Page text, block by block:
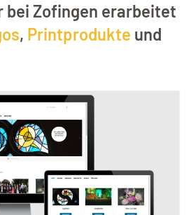
bei Zofingen erarbeitet
, Printprodukte und